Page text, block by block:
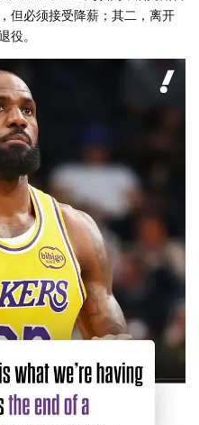
但必须接受降薪；其二，离开
役。